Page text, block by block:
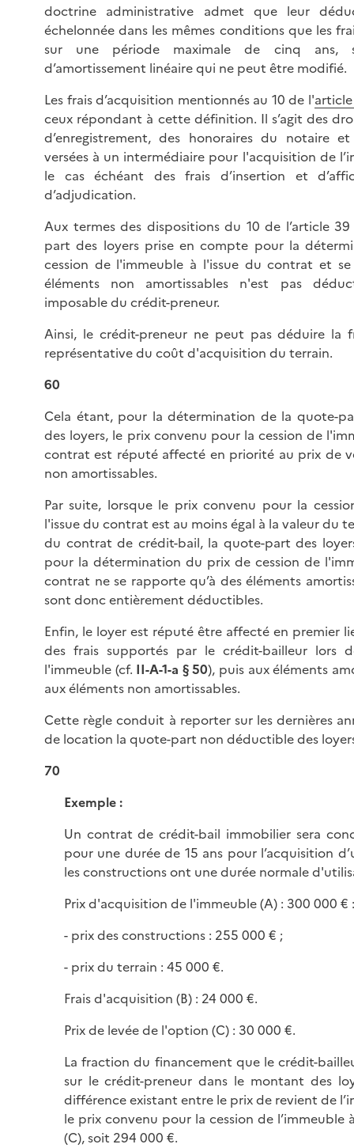
doctrine administrative admet que leur
échelonnée dans les mêmes conditions que les
sur une période maximale de cinq ans,
d’amortissement linéaire qui ne peut être modifié.
Les frais d’acquisition mentionnés au 10 de l'
ceux répondant à cette définition. Il s’agit des
d’enregistrement, des honoraires du notaire
versées à un intermédiaire pour l'acquisition de
le cas échéant des frais d’insertion et
d’adjudication.
Aux termes des dispositions du 10 de l’article
part des loyers prise en compte pour la
cession de l'immeuble à l'issue du contrat et
éléments non amortissables n'est pas
imposable du crédit-preneur.
Ainsi, le crédit-preneur ne peut pas déduire la
représentative du coût d'acquisition du terrain.
60
Cela étant, pour la détermination de la quote-
des loyers, le prix convenu pour la cession de
contrat est réputé affecté en priorité au prix de
non amortissables.
Par suite, lorsque le prix convenu pour la
l'issue du contrat est au moins égal à la valeur du
du contrat de crédit-bail, la quote-part des
pour la détermination du prix de cession de
contrat ne se rapporte qu’à des éléments
sont donc entièrement déductibles.
Enfin, le loyer est réputé être affecté en premier
des frais supportés par le crédit-bailleur lors
l'immeuble (cf. II-A-1-a § 50), puis aux éléments
aux éléments non amortissables.
Cette règle conduit à reporter sur les dernières
de location la quote-part non déductible des
70
Exemple :
Un contrat de crédit-bail immobilier sera
pour une durée de 15 ans pour l’acquisition
les constructions ont une durée normale
Prix d'acquisition de l'immeuble (A) : 300 000 € :
- prix des constructions : 255 000 € ;
- prix du terrain : 45 000 €.
Frais d'acquisition (B) : 24 000 €.
Prix de levée de l'option (C) : 30 000 €.
La fraction du financement que le crédit-
sur le crédit-preneur dans le montant des
différence existant entre le prix de revient de
le prix convenu pour la cession de l’immeuble
(C), soit 294 000 €.